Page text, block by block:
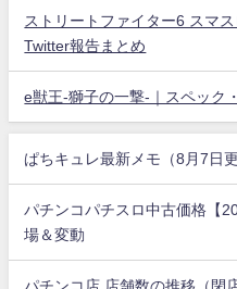
ストリートファイター6 スマ
Twitter報告まとめ
e獣王-獅子の一撃-｜スペック
ぱちキュレ最新メモ（8月7日
パチンコパチスロ中古価格【
場＆変動
パチンコ店 店舗数の推移（閉